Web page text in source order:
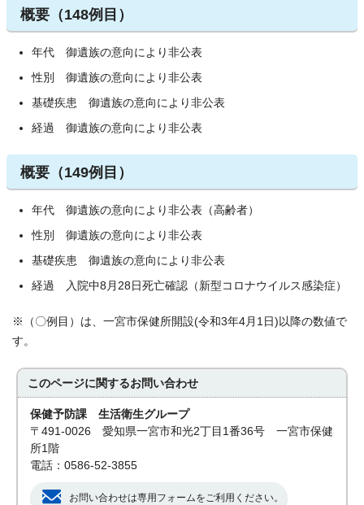
概要（148例目）
年代 御遺族の意向により非公表
性別 御遺族の意向により非公表
基礎疾患 御遺族の意向により非公表
経過 御遺族の意向により非公表
概要（149例目）
年代 御遺族の意向により非公表（高齢者）
性別 御遺族の意向により非公表
基礎疾患 御遺族の意向により非公表
経過 入院中8月28日死亡確認（新型コロナウイルス感染症）
※（〇例目）は、一宮市保健所開設(令和3年4月1日)以降の数値で
す。
このページに関するお問い合わせ
保健予防課 生活衛生グループ
〒491-0026 愛知県一宮市和光2丁目1番36号 一宮市保健
所1階
電話：0586-52-3855
お問い合わせは専用フォームをご利用ください。